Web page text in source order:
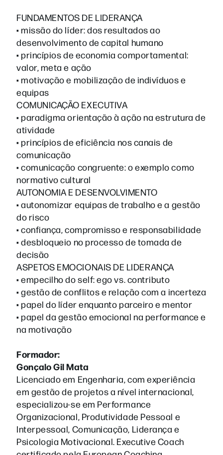
FUNDAMENTOS DE LIDERANÇA
• missão do líder: dos resultados ao
desenvolvimento de capital humano
• princípios de economia comportamental:
valor, meta e ação
• motivação e mobilização de indivíduos e
equipas
COMUNICAÇÃO EXECUTIVA
• paradigma orientação à ação na estrutura de
atividade
• princípios de eficiência nos canais de
comunicação
• comunicação congruente: o exemplo como
normativo cultural
AUTONOMIA E DESENVOLVIMENTO
• autonomizar equipas de trabalho e a gestão
do risco
• confiança, compromisso e responsabilidade
• desbloqueio no processo de tomada de
decisão
ASPETOS EMOCIONAIS DE LIDERANÇA
• empecilho do self: ego vs. contributo
• gestão de conflitos e relação com a incerteza
• papel do líder enquanto parceiro e mentor
• papel da gestão emocional na performance e
na motivação
Formador:
Gonçalo Gil Mata
Licenciado em Engenharia, com experiência
em gestão de projetos a nível internacional,
especializou-se em Performance
Organizacional, Produtividade Pessoal e
Interpessoal, Comunicação, Liderança e
Psicologia Motivacional. Executive Coach